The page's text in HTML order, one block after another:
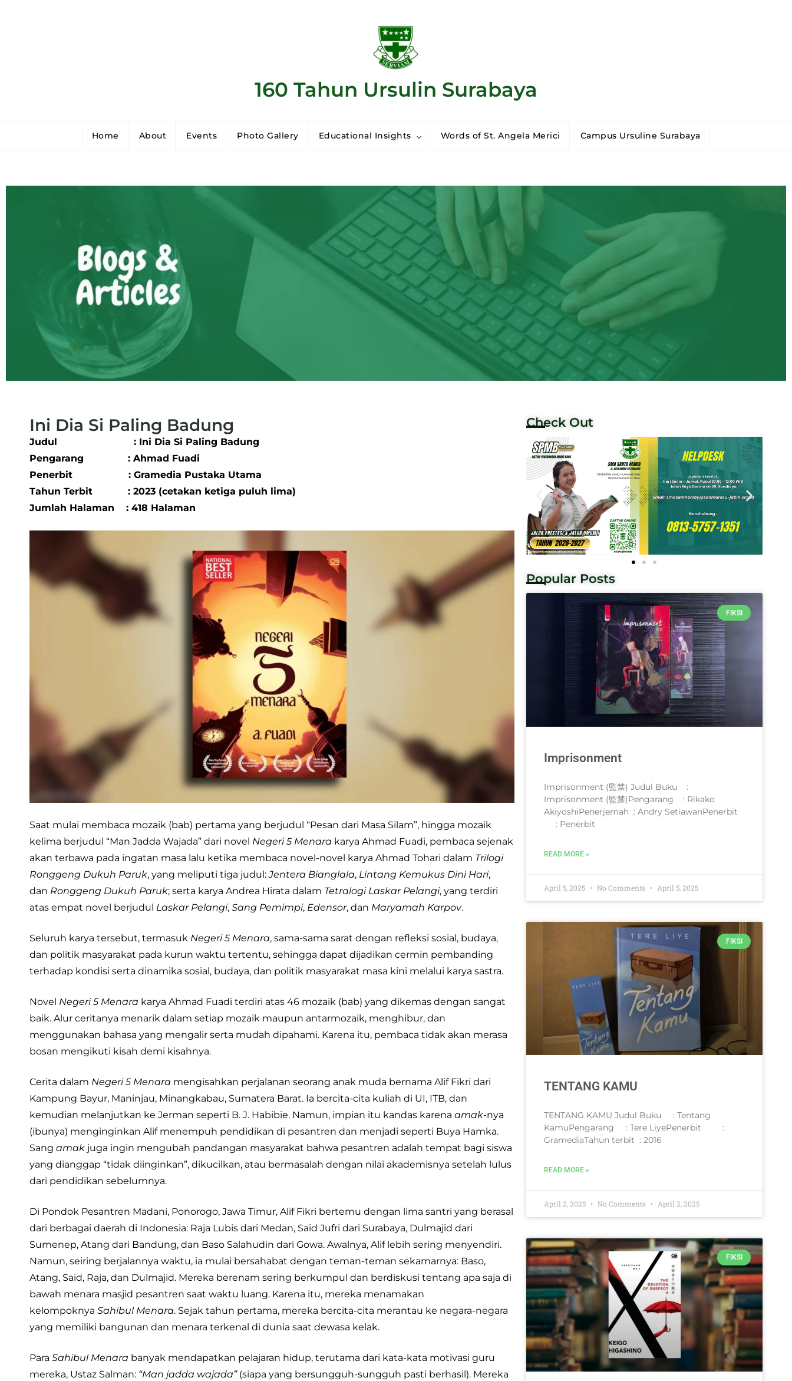
160 Tahun Ursulin Surabaya
Home About Events Photo Gallery Educational Insights Words of St. Angela Merici Campus Ursuline Surabaya
Ini Dia Si Paling Badung
Judul : Ini Dia Si Paling Badung
Pengarang : Ahmad Fuadi
Penerbit : Gramedia Pustaka Utama
Tahun Terbit : 2023 (cetakan ketiga puluh lima)
Jumlah Halaman : 418 Halaman
Saat mulai membaca mozaik (bab) pertama yang berjudul “Pesan dari Masa Silam”, hingga mozaik
kelima berjudul “Man Jadda Wajada” dari novel Negeri 5 Menara karya Ahmad Fuadi, pembaca sejenak
akan terbawa pada ingatan masa lalu ketika membaca novel-novel karya Ahmad Tohari dalam Trilogi
Ronggeng Dukuh Paruk, yang meliputi tiga judul:Jentera Bianglala, Lintang Kemukus Dini Hari,
dan Ronggeng Dukuh Paruk; serta karya Andrea Hirata dalam Tetralogi Laskar Pelangi, yang terdiri
atas empat novel berjudul Laskar Pelangi, Sang Pemimpi, Edensor, dan Maryamah Karpov.
Seluruh karya tersebut, termasuk Negeri 5 Menara, sama-sama sarat dengan refleksi sosial, budaya,
dan politik masyarakat pada kurun waktu tertentu, sehingga dapat dijadikan cermin pembanding
terhadap kondisi serta dinamika sosial, budaya, dan politik masyarakat masa kini melalui karya sastra.
Novel Negeri 5 Menara karya Ahmad Fuadi terdiri atas 46 mozaik (bab) yang dikemas dengan sangat
baik. Alur ceritanya menarik dalam setiap mozaik maupun antarmozaik, menghibur, dan
menggunakan bahasa yang mengalir serta mudah dipahami. Karena itu, pembaca tidak akan merasa
bosan mengikuti kisah demi kisahnya.
Cerita dalam Negeri 5 Menara mengisahkan perjalanan seorang anak muda bernama Alif Fikri dari
Kampung Bayur, Maninjau, Minangkabau, Sumatera Barat. Ia bercita-cita kuliah di UI, ITB, dan
kemudian melanjutkan ke Jerman seperti B. J. Habibie. Namun, impian itu kandas karena amak-nya
(ibunya) menginginkan Alif menempuh pendidikan di pesantren dan menjadi seperti Buya Hamka.
Sang amak juga ingin mengubah pandangan masyarakat bahwa pesantren adalah tempat bagi siswa
yang dianggap “tidak diinginkan”, dikucilkan, atau bermasalah dengan nilai akademisnya setelah lulus
dari pendidikan sebelumnya.
Di Pondok Pesantren Madani, Ponorogo, Jawa Timur, Alif Fikri bertemu dengan lima santri yang berasal
dari berbagai daerah di Indonesia: Raja Lubis dari Medan, Said Jufri dari Surabaya, Dulmajid dari
Sumenep, Atang dari Bandung, dan Baso Salahudin dari Gowa. Awalnya, Alif lebih sering menyendiri.
Namun, seiring berjalannya waktu, ia mulai bersahabat dengan teman-teman sekamarnya: Baso,
Atang, Said, Raja, dan Dulmajid. Mereka berenam sering berkumpul dan berdiskusi tentang apa saja di
bawah menara masjid pesantren saat waktu luang. Karena itu, mereka menamakan
kelompoknya Sahibul Menara. Sejak tahun pertama, mereka bercita-cita merantau ke negara-negara
yang memiliki bangunan dan menara terkenal di dunia saat dewasa kelak.
Para Sahibul Menara banyak mendapatkan pelajaran hidup, terutama dari kata-kata motivasi guru
mereka, Ustaz Salman: “Man jadda wajada”(siapa yang bersungguh-sungguh pasti berhasil). Mereka
Check Out
Popular Posts
FIKSI
Imprisonment
Imprisonment (監禁) Judul Buku :
Imprisonment (監禁)Pengarang : Rikako
AkiyoshiPenerjemah : Andry SetiawanPenerbit
: Penerbit
READ MORE »
April 5, 2025 No Comments April 5, 2025
FIKSI
TENTANG KAMU
TENTANG KAMU Judul Buku : Tentang
KamuPengarang : Tere LiyePenerbit :
GramediaTahun terbit : 2016
READ MORE »
April 2, 2025 No Comments April 2, 2025
FIKSI